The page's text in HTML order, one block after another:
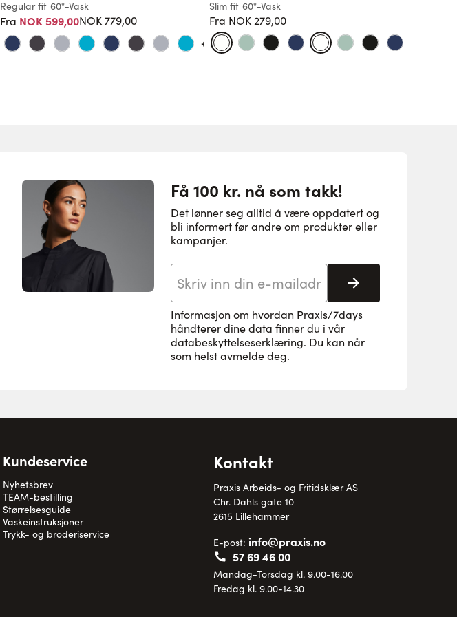
Regular fit 60°-Vask
Fra NOK 599,00Vanlig pris
NOK 779,00
+5
Slim fit 60°-Vask
Fra NOK 279,00Vanlig pris
Få 100 kr. nå som takk!
Det lønner seg alltid å være oppdatert og
bli informert før andre om produkter eller
kampanjer.
Abonnere
Informasjon om hvordan Praxis/7days
håndterer dine data finner du i vår
databeskyttelseserklæring. Du kan når
som helst avmelde deg.
Kundeservice
Nyhetsbrev
TEAM-bestilling
Størrelsesguide
Vaskeinstruksjoner
Trykk- og broderiservice
Kontakt
Praxis Arbeids- og Fritidsklær AS
Chr. Dahls gate 10
2615 Lillehammer
E-post: info@praxis.no
57 69 46 00
Mandag-Torsdag kl. 9.00-16.00
Fredag kl. 9.00-14.30